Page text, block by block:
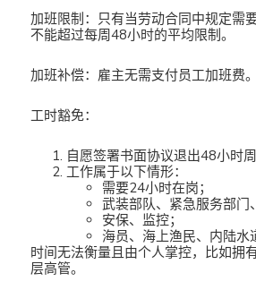
加班限制：只有当劳动合同中规定需
不能超过每周48小时的平均限制。
加班补偿：雇主无需支付员工加班费。
工时豁免：
自愿签署书面协议退出48小时周
工作属于以下情形：
需要24小时在岗；
武装部队、紧急服务部门
安保、监控；
海员、海上渔民、内陆水
时间无法衡量且由个人掌控，比如拥
层高管。